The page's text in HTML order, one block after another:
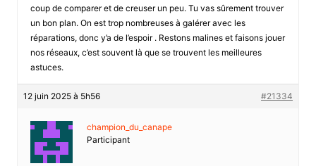
coup de comparer et de creuser un peu. Tu vas sûrement trouver
un bon plan. On est trop nombreuses à galérer avec les
réparations, donc y’a de l’espoir . Restons malines et faisons jouer
nos réseaux, c’est souvent là que se trouvent les meilleures
astuces.
12 juin 2025 à 5h56 #21334
champion_du_canape
Participant